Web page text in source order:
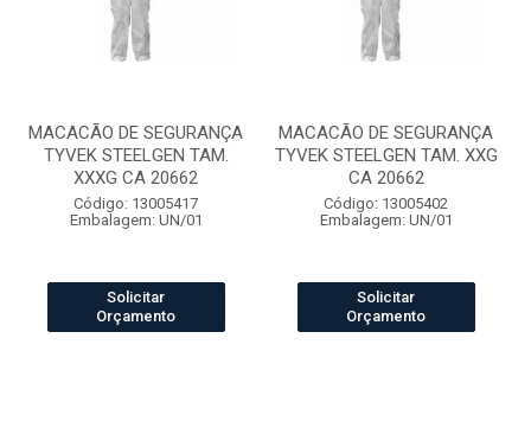
MACACÃO DE SEGURANÇA
TYVEK STEELGEN TAM.
XXXG CA 20662
Código: 13005417
Embalagem: UN/01
Solicitar
Orçamento
MACACÃO DE SEGURANÇA
TYVEK STEELGEN TAM. XXG
CA 20662
Código: 13005402
Embalagem: UN/01
Solicitar
Orçamento